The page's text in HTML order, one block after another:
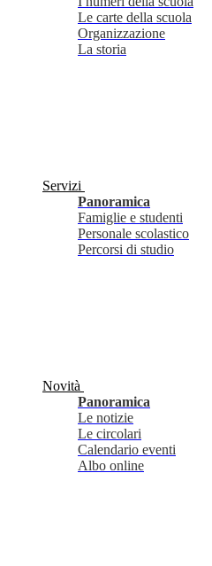
Le carte della scuola
Organizzazione
La storia
Servizi
Panoramica
Famiglie e studenti
Personale scolastico
Percorsi di studio
Novità
Panoramica
Le notizie
Le circolari
Calendario eventi
Albo online